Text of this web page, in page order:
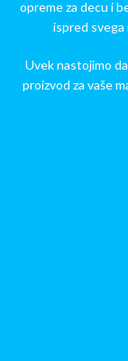
opreme za decu i
ispred
Uvek nastojimo
proizvod za vaše